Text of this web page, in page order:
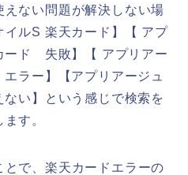
ない問題が解決しない場
ルS 楽天カード】【 アプ
ード 失敗】【 アプリアー
ラー】【アプリアージュ
い】という感じで検索を
す。
で、楽天カードエラーの